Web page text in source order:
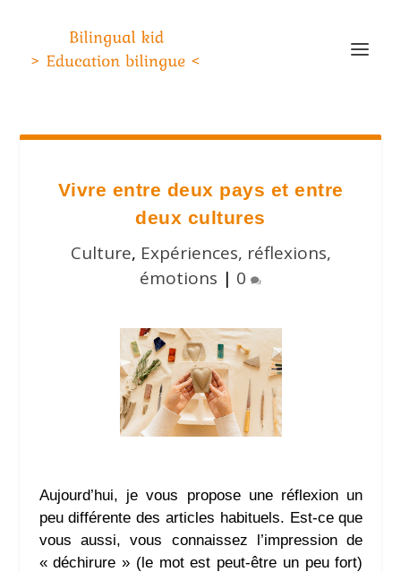
Vivre entre deux pays et entre
deux cultures
Culture, Expériences, réflexions,
émotions | 0
Aujourd’hui, je vous propose une réflexion un
peu différente des articles habituels. Est-ce que
vous aussi, vous connaissez l’impression de
« déchirure » (le mot est peut-être un peu fort)